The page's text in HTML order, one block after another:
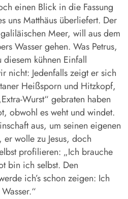
einen Blick in die Fassung
uns Matthäus überliefert. Der
Meer, will aus dem
Wasser gehen. Was Petrus,
kühnen Einfall
nicht: Jedenfalls zeigt er sich
Heißsporn und Hitzkopf,
Wurst“ gebraten haben
obwohl es weht und windet.
aus, um seinen eigenen
wolle zu Jesus, doch
profilieren: „Ich brauche
bin ich selbst. Den
ich’s schon zeigen: Ich